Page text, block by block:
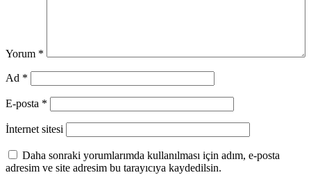
Yorum *
Ad *
E-posta *
İnternet sitesi
Daha sonraki yorumlarımda kullanılması için adım, e-posta
adresim ve site adresim bu tarayıcıya kaydedilsin.